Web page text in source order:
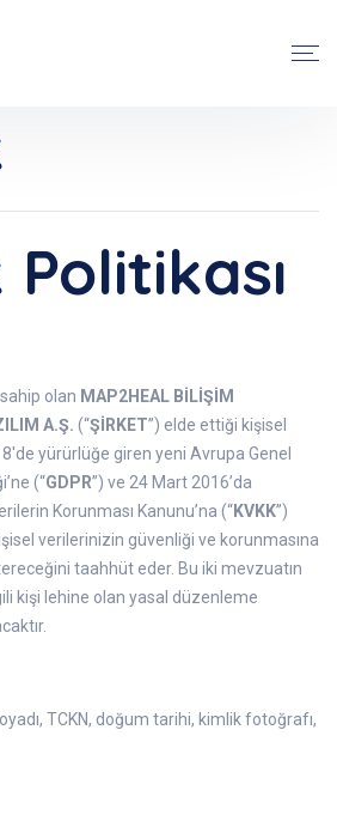
olan MAP2HEAL BİLİŞİM
A.Ş. (“ŞİRKET”) elde ettiği kişisel
yürürlüğe giren yeni Avrupa Genel
(“GDPR”) ve 24 Mart 2016’da
Korunması Kanunu’na (“KVKK”)
verilerinizin güvenliği ve korunmasına
taahhüt eder. Bu iki mevzuatın
kişi lehine olan yasal düzenleme
TCKN, doğum tarihi, kimlik fotoğrafı,